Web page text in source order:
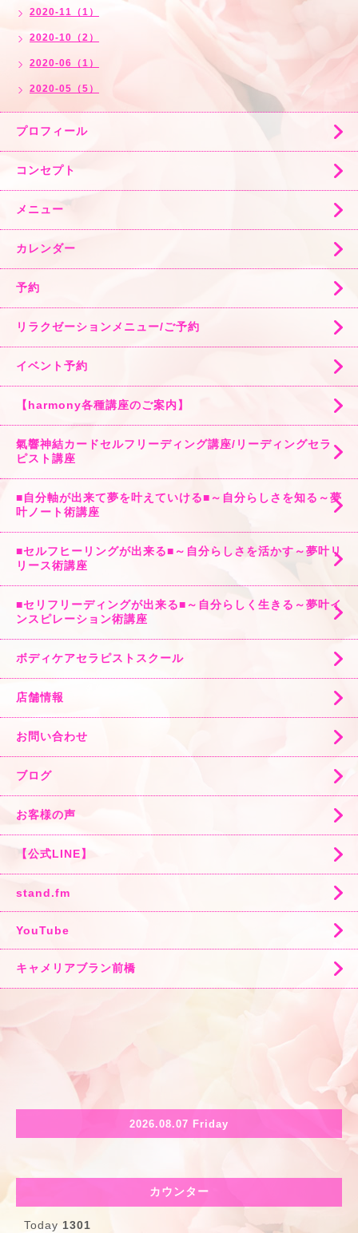
2020-11（1）
2020-10（2）
2020-06（1）
2020-05（5）
プロフィール
コンセプト
メニュー
カレンダー
予約
リラクゼーションメニュー/ご予約
イベント予約
【harmony各種講座のご案内】
氣響神結カードセルフリーディング講座/リーディングセラ
ピスト講座
■自分軸が出来て夢を叶えていける■～自分らしさを知る～夢
叶ノート術講座
■セルフヒーリングが出来る■～自分らしさを活かす～夢叶リ
リース術講座
■セリフリーディングが出来る■～自分らしく生きる～夢叶イ
ンスピレーション術講座
ボディケアセラピストスクール
店舗情報
お問い合わせ
ブログ
お客様の声
【公式LINE】
stand.fm
YouTube
キャメリアブラン前橋
2026.08.07 Friday
カウンター
Today 1301